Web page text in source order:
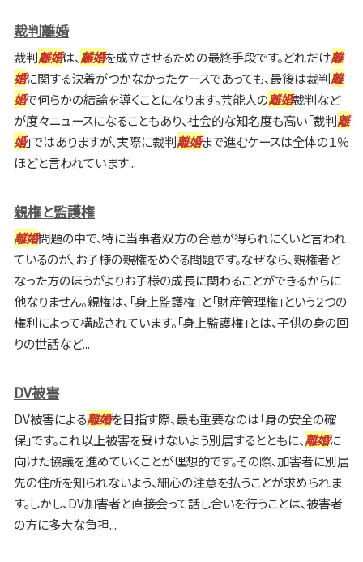
裁判離婚
裁判離婚は、離婚を成立させるための最終手段です。どれだけ離
婚に関する決着がつかなかったケースであっても、最後は裁判離
婚で何らかの結論を導くことになります。芸能人の離婚裁判など
が度々ニュースになることもあり、社会的な知名度も高い「裁判離
婚」ではありますが、実際に裁判離婚まで進むケースは全体の１％
ほどと言われています...
親権と監護権
離婚問題の中で、特に当事者双方の合意が得られにくいと言われ
ているのが、お子様の親権をめぐる問題です。なぜなら、親権者と
なった方のほうがよりお子様の成長に関わることができるからに
他なりません。親権は、「身上監護権」と「財産管理権」という２つの
権利によって構成されています。「身上監護権」とは、子供の身の回
りの世話など...
DV被害
DV被害による離婚を目指す際、最も重要なのは「身の安全の確
保」です。これ以上被害を受けないよう別居するとともに、離婚に
向けた協議を進めていくことが理想的です。その際、加害者に別居
先の住所を知られないよう、細心の注意を払うことが求められま
す。しかし、DV加害者と直接会って話し合いを行うことは、被害者
の方に多大な負担...